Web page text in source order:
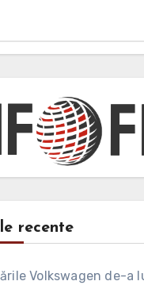
recente
Volkswagen de-a